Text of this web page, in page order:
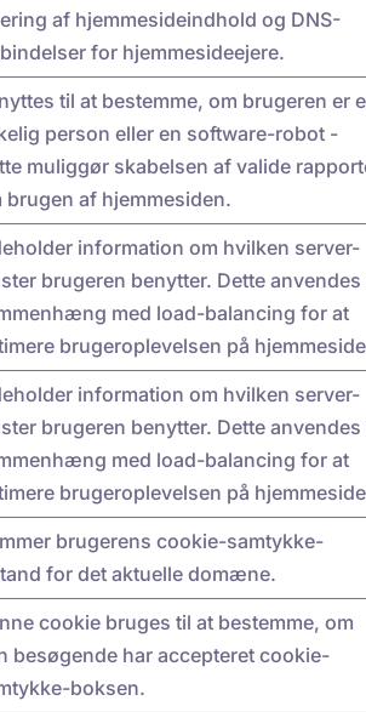
af hjemmesideindhold og DNS-
for hjemmesideejere.
til at bestemme, om brugeren er
person eller en software-robot -
muliggør skabelsen af valide
brugen af hjemmesiden.
information om hvilken server-
brugeren benytter. Dette anvendes
med load-balancing for at
brugeroplevelsen på
information om hvilken server-
brugeren benytter. Dette anvendes
med load-balancing for at
brugeroplevelsen på
brugerens cookie-samtykke-
for det aktuelle domæne.
cookie bruges til at bestemme, om
besøgende har accepteret cookie-
boksen.